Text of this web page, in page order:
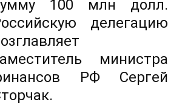
100 млн долл.
делегацию
министра
РФ Сергей